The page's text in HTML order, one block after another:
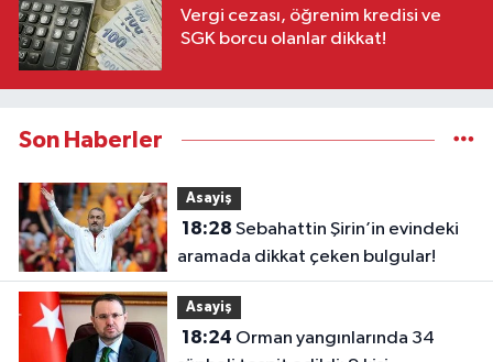
Vergi cezası, öğrenim kredisi ve
SGK borcu olanlar dikkat!
Son Haberler
Asayiş
18:28
aramada dikkat çeken bulgular!
Asayiş
18:24